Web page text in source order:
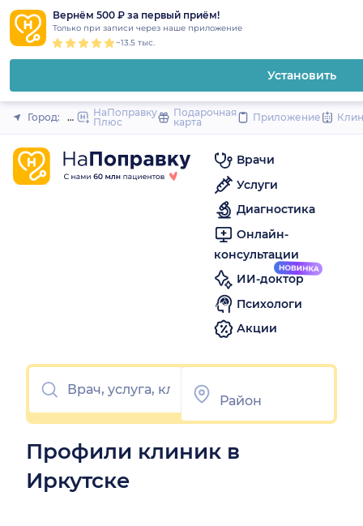
Вернём 500 ₽ за первый приём!
Только при записи через наше приложение
~13.5 тыс.
Установить
Закрыть
Город: ИркутскНаПоправку
Плюс
Подарочная
карта
Приложение
Врачи
Услуги
Диагностика
Онлайн-
консультации
ИИ-доктор
Психологи
Акции
Профили клиник в
Иркутске